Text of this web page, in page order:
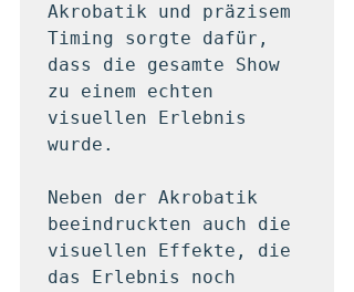
Akrobatik und präzisem
Timing sorgte dafür,
dass die gesamte Show
zu einem echten
visuellen Erlebnis
wurde.
Neben der Akrobatik
beeindruckten auch die
visuellen Effekte, die
das Erlebnis noch